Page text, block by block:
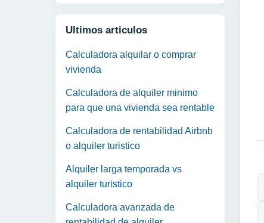
Ultimos articulos
Calculadora alquilar o comprar
vivienda
Calculadora de alquiler minimo
para que una vivienda sea rentable
Calculadora de rentabilidad Airbnb
o alquiler turistico
Alquiler larga temporada vs
alquiler turistico
Calculadora avanzada de